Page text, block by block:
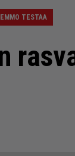
TESTAA